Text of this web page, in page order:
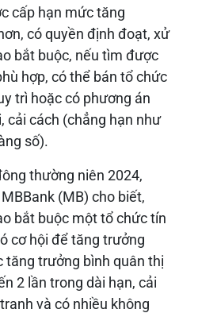
cấp hạn mức tăng
có quyền định đoạt, xử
bắt buộc, nếu tìm được
hợp, có thể bán tổ chức
trì hoặc có phương án
cải cách (chẳng hạn như
số).
thường niên 2024,
(MB) cho biết,
bắt buộc một tổ chức tín
cơ hội để tăng trưởng
tăng trưởng bình quân thị
2 lần trong dài hạn, cải
và có nhiều không